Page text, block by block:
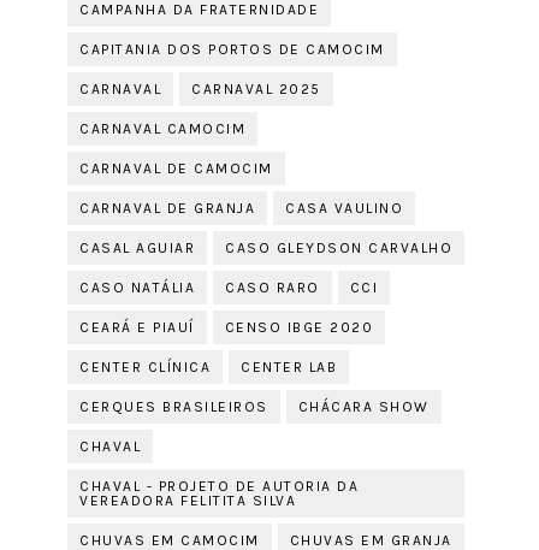
CAMPANHA DA FRATERNIDADE
CAPITANIA DOS PORTOS DE CAMOCIM
CARNAVAL CARNAVAL 2025
CARNAVAL CAMOCIM
CARNAVAL DE CAMOCIM
CARNAVAL DE GRANJA CASA VAULINO
CASAL AGUIAR CASO GLEYDSON CARVALHO
CASO NATÁLIA CASO RARO CCI
CEARÁ E PIAUÍ CENSO IBGE 2020
CENTER CLÍNICA CENTER LAB
CERQUES BRASILEIROS CHÁCARA SHOW
CHAVAL
CHAVAL - PROJETO DE AUTORIA DA
VEREADORA FELITITA SILVA
CHUVAS EM CAMOCIM CHUVAS EM GRANJA